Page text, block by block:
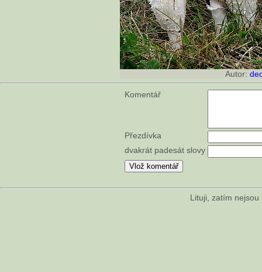
Autor:
Komentář
Přezdívka
dvakrát padesát slovy
Lituji, zatím